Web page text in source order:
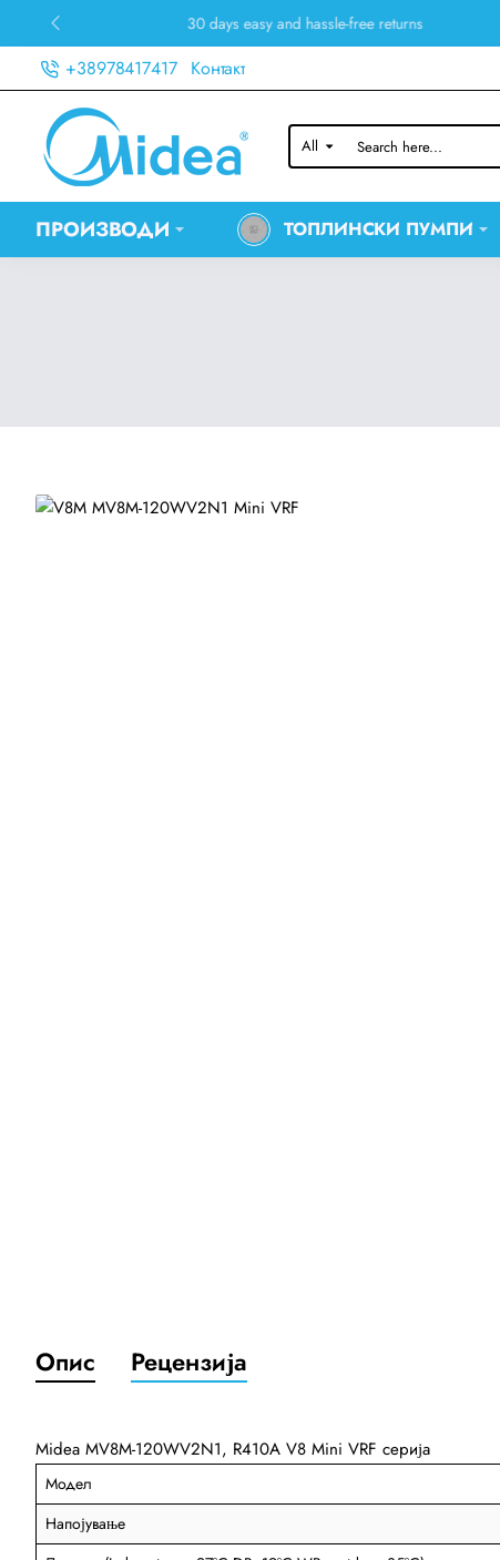
30 days easy and hassle-free returns
+38978417417 Контакт
All
Search
here...
ПРОИЗВОДИ ТОПЛИНСКИ ПУМПИ
Опис Рецензија
Midea MV8M-120WV2N1, R410A V8 Mini VRF серија
Модел
Напојување